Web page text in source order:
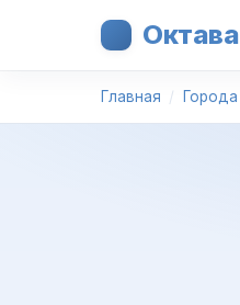
Октава
Главная Города